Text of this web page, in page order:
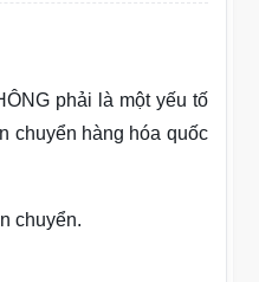
phải là một yếu tố
chuyển hàng hóa quốc
chuyển.